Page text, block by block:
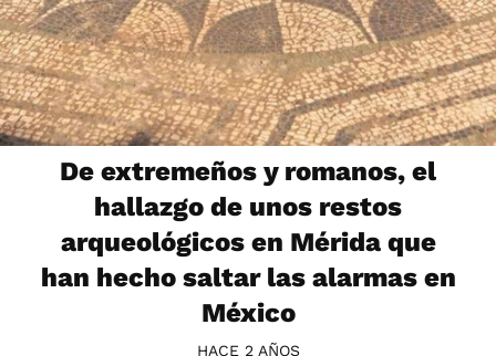
De extremeños y romanos, el
hallazgo de unos restos
arqueológicos en Mérida que
han hecho saltar las alarmas en
México
HACE 2 AÑOS